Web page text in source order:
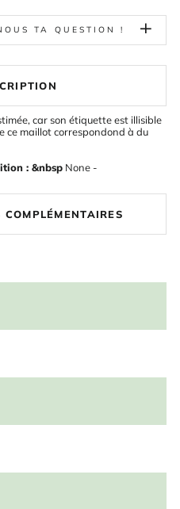
TA QUESTION !
car son étiquette est illisible
ce maillot correspondond à du
: &nbsp None -